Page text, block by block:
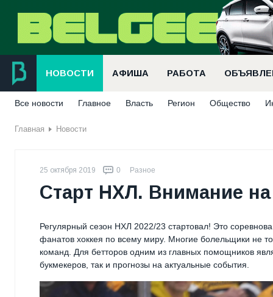
НОВОСТИ АФИША РАБОТА
Все новости Главное Власть Регион Общество
Главная Новости
25 октября 2019 0 Разное
Старт НХЛ. Внимание
Регулярный сезон НХЛ 2022/23 стартовал! Это
фанатов хоккея по всему миру. Многие болельщики не
команд. Для бетторов одним из главных помощников
букмекеров, так и прогнозы на актуальные события.